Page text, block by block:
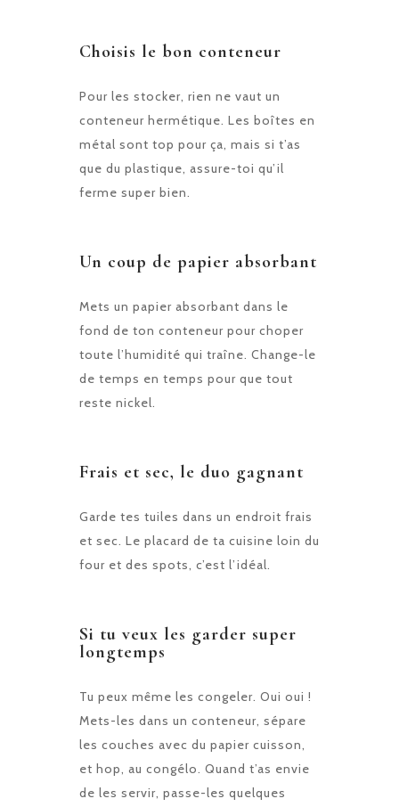
Choisis le bon conteneur
Pour les stocker, rien ne vaut un
conteneur hermétique. Les boîtes en
métal sont top pour ça, mais si t’as
que du plastique, assure-toi qu’il
ferme super bien.
Un coup de papier absorbant
Mets un papier absorbant dans le
fond de ton conteneur pour choper
toute l’humidité qui traîne. Change-le
de temps en temps pour que tout
reste nickel.
Frais et sec, le duo gagnant
Garde tes tuiles dans un endroit frais
et sec. Le placard de ta cuisine loin du
four et des spots, c’est l’idéal.
Si tu veux les garder super
longtemps
Tu peux même les congeler. Oui oui !
Mets-les dans un conteneur, sépare
les couches avec du papier cuisson,
et hop, au congélo. Quand t’as envie
de les servir, passe-les quelques